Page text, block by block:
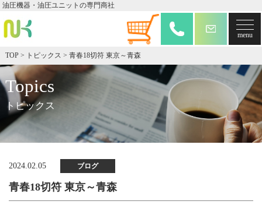
油圧機器・油圧ユニットの専門商社
TOP > トピックス > 青春18切符 東京～青森
Topics
トピックス
2024.02.05 ブログ
青春18切符 東京～青森